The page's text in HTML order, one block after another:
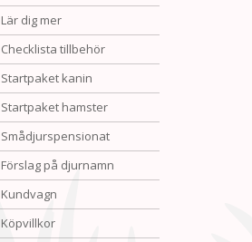
Lär dig mer
Checklista tillbehör
Startpaket kanin
Startpaket hamster
Smådjurspensionat
Förslag på djurnamn
Kundvagn
Köpvillkor